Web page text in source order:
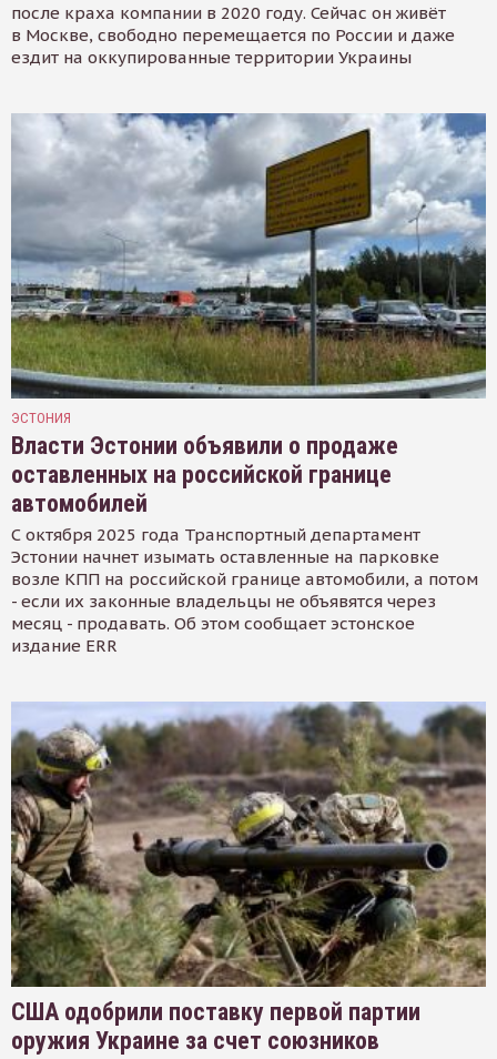
после краха компании в 2020 году. Сейчас он живёт
в Москве, свободно перемещается по России и даже
ездит на оккупированные территории Украины
ЭСТОНИЯ
Власти Эстонии объявили о продаже
оставленных на российской границе
автомобилей
С октября 2025 года Транспортный департамент
Эстонии начнет изымать оставленные на парковке
возле КПП на российской границе автомобили, а потом
- если их законные владельцы не объявятся через
месяц - продавать. Об этом сообщает эстонское
издание ERR
США одобрили поставку первой партии
оружия Украине за счет союзников